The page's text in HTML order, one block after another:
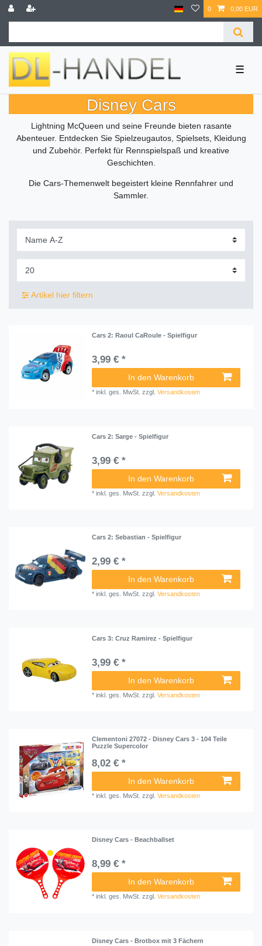
0 0,00 EUR
☰
Disney Cars
Lightning McQueen und seine Freunde bieten rasante
Abenteuer. Entdecken Sie Spielzeugautos, Spielsets, Kleidung
und Zubehör. Perfekt für Rennspielspaß und kreative
Geschichten.
Die Cars-Themenwelt begeistert kleine Rennfahrer und
Sammler.
Artikel hier filtern
Cars 2: Raoul CaRoule - Spielfigur
3,99 € *
In den Warenkorb
*inkl. ges. MwSt. zzgl.Versandkosten
Cars 2: Sarge - Spielfigur
3,99 € *
In den Warenkorb
*inkl. ges. MwSt. zzgl.Versandkosten
Cars 2: Sebastian - Spielfigur
2,99 € *
In den Warenkorb
*inkl. ges. MwSt. zzgl.Versandkosten
Cars 3: Cruz Ramirez - Spielfigur
3,99 € *
In den Warenkorb
*inkl. ges. MwSt. zzgl.Versandkosten
Clementoni 27072 - Disney Cars 3 - 104 Teile
Puzzle Supercolor
8,02 € *
In den Warenkorb
*inkl. ges. MwSt. zzgl.Versandkosten
Disney Cars - Beachballset
8,99 € *
In den Warenkorb
*inkl. ges. MwSt. zzgl.Versandkosten
Disney Cars - Brotbox mit 3 Fächern